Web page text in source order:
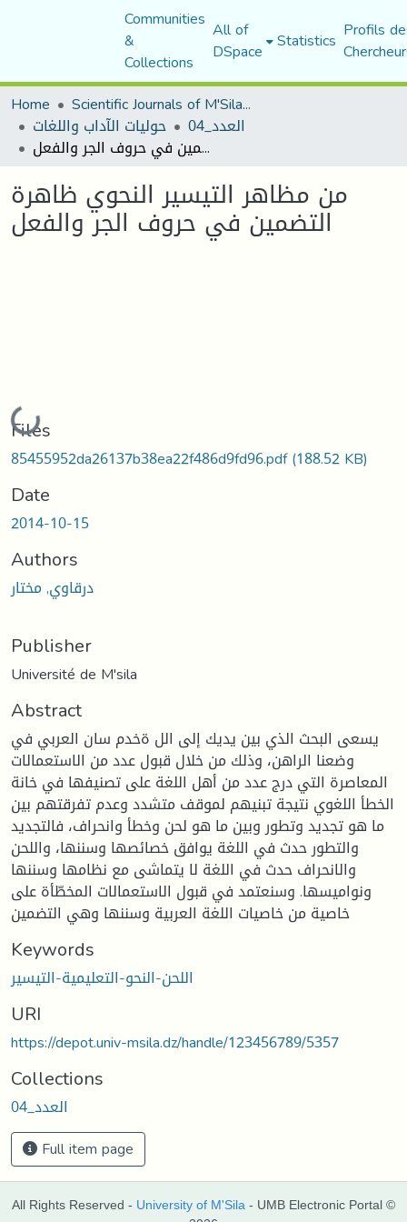
Communities
&
Collections
All of
DSpace Statistics Profils
Home
Scientific Journals of M'Sila University
حوليات الآداب واللغات العدد_04
من مظاهر التيسير النحوي ظاهرة التضمين في حروف الجر والفعل
من مظاهر التيسير النحوي ظاهرة
التضمين في حروف الجر والفعل
Loading...
Files
85455952da26137b38ea22f486d9fd96.pdf(188.52 KB)
Date
2014-10-15
Authors
درقاوي, مختار
Publisher
Université de M'sila
Abstract
يسعى البحث الذي بين يديك إلى الل ةخدم سان العربي في
وضعنا الراهن، وذلك من خلال قبول عدد من الاستعمالات
المعاصرة التي درج عدد من أهل اللغة على تصنيفها في خانة
الخطأ اللغوي نتيجة تبنيهم لموقف متشدد وعدم تفرقتهم بين
ما هو تجديد وتطور وبين ما هو لحن وخطأ وانحراف، فالتجديد
والتطور حدث في اللغة يوافق خصائصها وسننها، واللحن
والانحراف حدث في اللغة لا يتماشى مع نظامها وسننها
ونواميسها. وسنعتمد في قبول الاستعمالات المخطّأة على
خاصية من خاصيات اللغة العربية وسننها وهي التضمين
Keywords
اللحن-النحو-التعليمية-التيسير
URI
https://depot.univ-msila.dz/handle/123456789/5357
Collections
العدد_04
Full item page
All Rights Reserved - University of M'Sila - UMB Electronic Portal ©